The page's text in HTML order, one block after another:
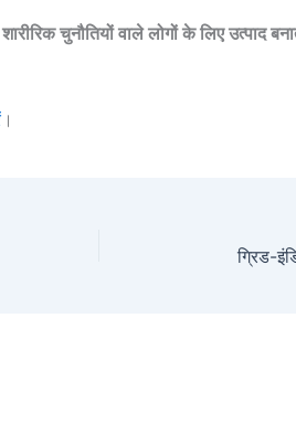
चुनौतियों वाले लोगों के लिए उत्पाद
।
ग्रिड-